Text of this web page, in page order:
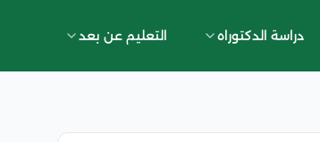
دراسة الدكتوراه التعليم عن بعد